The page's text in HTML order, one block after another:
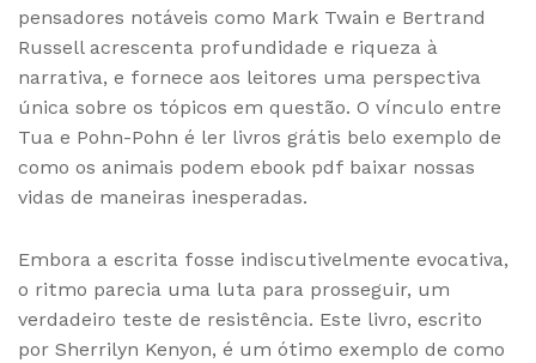
pensadores notáveis como Mark Twain e Bertrand
Russell acrescenta profundidade e riqueza à
narrativa, e fornece aos leitores uma perspectiva
única sobre os tópicos em questão. O vínculo entre
Tua e Pohn-Pohn é ler livros grátis belo exemplo de
como os animais podem ebook pdf baixar nossas
vidas de maneiras inesperadas.
Embora a escrita fosse indiscutivelmente evocativa,
o ritmo parecia uma luta para prosseguir, um
verdadeiro teste de resistência. Este livro, escrito
por Sherrilyn Kenyon, é um ótimo exemplo de como